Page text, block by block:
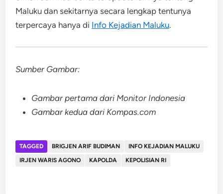
Maluku dan sekitarnya secara lengkap tentunya
terpercaya hanya di Info Kejadian Maluku.
Sumber Gambar:
Gambar pertama dari Monitor Indonesia
Gambar kedua dari Kompas.com
TAGGED BRIGJEN ARIF BUDIMAN
INFO KEJADIAN MALUKU
IRJEN WARIS AGONO
KAPOLDA KEPOLISIAN RI